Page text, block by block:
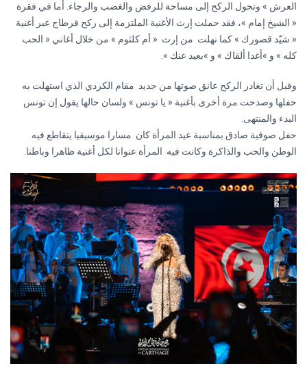
العرش » وتحول الركح إلى مساحة للرفض والغضب والرجاء. أما في فقرة
« الشيخ إمام »، فقد حملت إرث الأغنية الملتزمة إلى ركح قرطاج عبر أغنية
« شيّد قصورك » كما نهلت من إرث « أم كلثوم » من خلال أغاني « الحب
كله » و »أغدا ألقاك » و »بعيد عنك ».
وقبل أن تغادر الركح عانق صوتها من جديد مقام الكردي الذي استهلت به
حفلها وصدحت مرة أخرى بأغنية « يا تونس » ولسان حالها يقول إن تونس
البدء والمنتهى.
حفل صوفية صادق بمناسبة عيد المرأة كان مسارا موسيقيا يتقاطع فيه
الوطن والحب والذاكرة وكانت فيه المرأة عنوانا لكل أغنية ظاهرا وباطنا.